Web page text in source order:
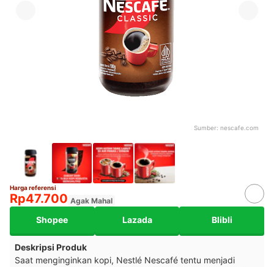
Sumber: nescafe.com
Harga referensi
Rp47.700 Agak Mahal
Shopee Lazada Blibli
Deskripsi Produk
Saat menginginkan kopi, Nestlé Nescafé tentu menjadi